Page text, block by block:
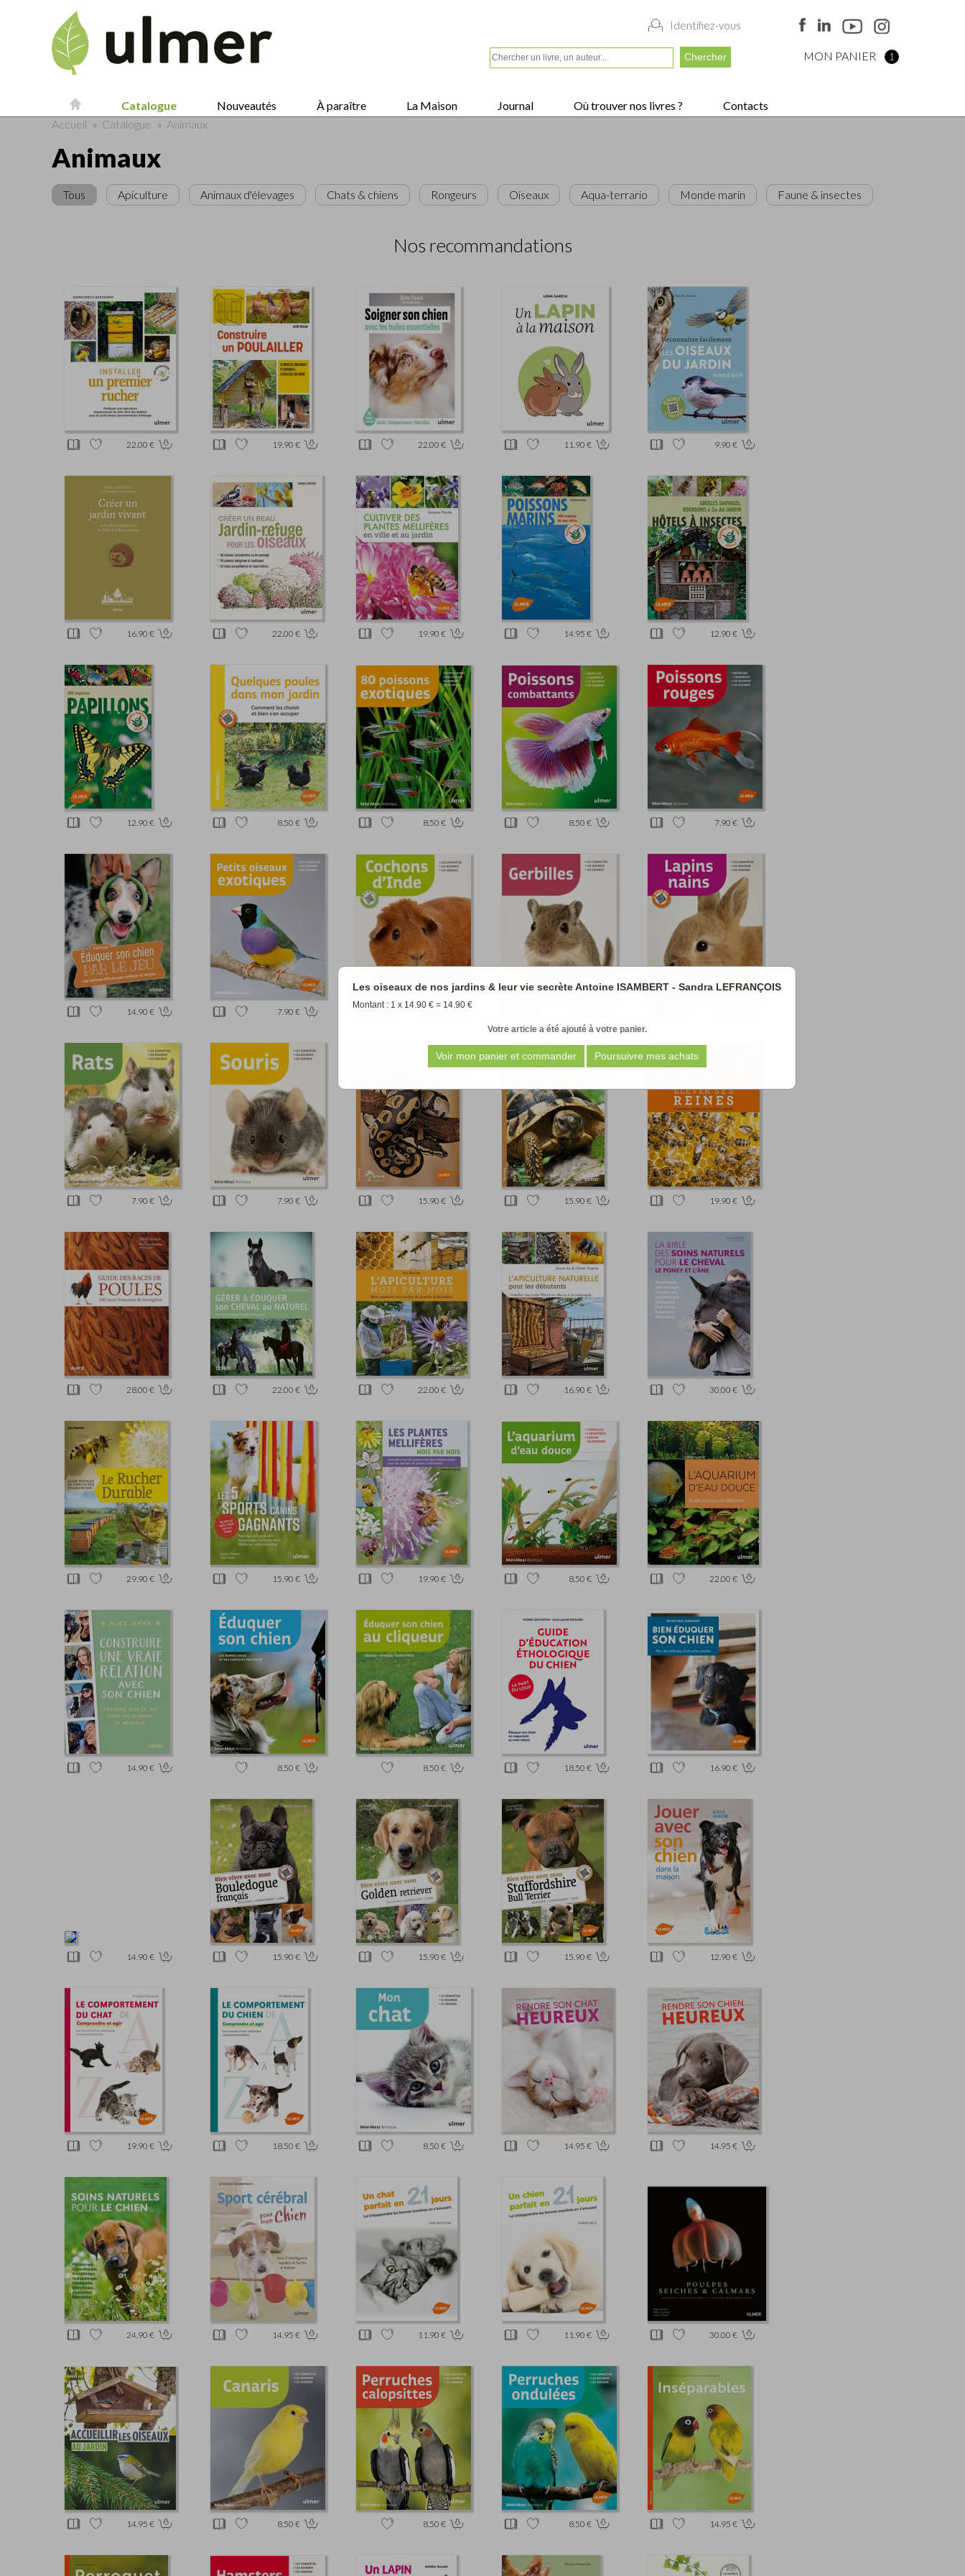
Les oiseaux de nos jardins & leur vie secrète Antoine ISAMBERT - Sandra LEFRANÇOIS
Montant : 1 x 14.90 € = 14.90 €
Votre article a été ajouté à votre panier.
Identifiez-vous
MON PANIER 1
Catalogue Nouveautés À paraître La Maison Journal Où trouver nos livres ?
Contacts
Accueil » Catalogue » Animaux
Animaux
Tous Apiculture Animaux d'élevages Chats & chiens Rongeurs Oiseaux Aqua-terrario Monde marin Faune & insectes
Nos recommandations
22.00 € 19.90 € 22.00 € 11.90 € 9.90 €
16.90 € 22.00 € 19.90 € 14.95 € 12.90 €
12.90 € 8.50 € 8.50 € 8.50 € 7.90 €
14.90 € 7.90 €
7.90 € 7.90 € 15.90 € 15.90 € 19.90 €
28.00 € 22.00 € 22.00 € 16.90 € 30.00 €
29.90 € 15.90 € 19.90 € 8.50 € 22.00 €
14.90 € 8.50 € 8.50 € 18.50 € 16.90 €
14.90 € 15.90 € 15.90 € 15.90 € 12.90 €
19.90 € 18.50 € 8.50 € 14.95 € 14.95 €
24.90 € 14.95 € 11.90 € 11.90 € 30.00 €
14.95 € 8.50 € 8.50 € 8.50 € 14.95 €